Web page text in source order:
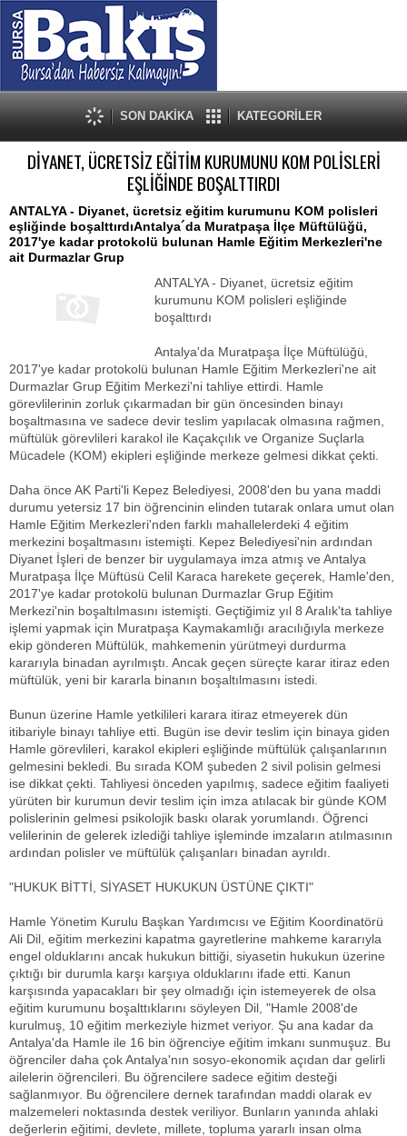
SON DAKİKA KATEGORİLER
DİYANET, ÜCRETSİZ EĞİTİM KURUMUNU KOM POLİSLERİ
EŞLİĞİNDE BOŞALTTIRDI
ANTALYA - Diyanet, ücretsiz eğitim kurumunu KOM polisleri
eşliğinde boşalttırdıAntalya´da Muratpaşa İlçe Müftülüğü,
2017'ye kadar protokolü bulunan Hamle Eğitim Merkezleri'ne
ait Durmazlar Grup
ANTALYA - Diyanet, ücretsiz eğitim
kurumunu KOM polisleri eşliğinde
boşalttırdı
Antalya'da Muratpaşa İlçe Müftülüğü,
2017'ye kadar protokolü bulunan Hamle Eğitim Merkezleri'ne ait
Durmazlar Grup Eğitim Merkezi'ni tahliye ettirdi. Hamle
görevlilerinin zorluk çıkarmadan bir gün öncesinden binayı
boşaltmasına ve sadece devir teslim yapılacak olmasına rağmen,
müftülük görevlileri karakol ile Kaçakçılık ve Organize Suçlarla
Mücadele (KOM) ekipleri eşliğinde merkeze gelmesi dikkat çekti.
Daha önce AK Parti'li Kepez Belediyesi, 2008'den bu yana maddi
durumu yetersiz 17 bin öğrencinin elinden tutarak onlara umut olan
Hamle Eğitim Merkezleri'nden farklı mahallelerdeki 4 eğitim
merkezini boşaltmasını istemişti. Kepez Belediyesi'nin ardından
Diyanet İşleri de benzer bir uygulamaya imza atmış ve Antalya
Muratpaşa İlçe Müftüsü Celil Karaca harekete geçerek, Hamle'den,
2017'ye kadar protokolü bulunan Durmazlar Grup Eğitim
Merkezi'nin boşaltılmasını istemişti. Geçtiğimiz yıl 8 Aralık'ta tahliye
işlemi yapmak için Muratpaşa Kaymakamlığı aracılığıyla merkeze
ekip gönderen Müftülük, mahkemenin yürütmeyi durdurma
kararıyla binadan ayrılmıştı. Ancak geçen süreçte karar itiraz eden
müftülük, yeni bir kararla binanın boşaltılmasını istedi.
Bunun üzerine Hamle yetkilileri karara itiraz etmeyerek dün
itibariyle binayı tahliye etti. Bugün ise devir teslim için binaya giden
Hamle görevlileri, karakol ekipleri eşliğinde müftülük çalışanlarının
gelmesini bekledi. Bu sırada KOM şubeden 2 sivil polisin gelmesi
ise dikkat çekti. Tahliyesi önceden yapılmış, sadece eğitim faaliyeti
yürüten bir kurumun devir teslim için imza atılacak bir günde KOM
polislerinin gelmesi psikolojik baskı olarak yorumlandı. Öğrenci
velilerinin de gelerek izlediği tahliye işleminde imzaların atılmasının
ardından polisler ve müftülük çalışanları binadan ayrıldı.
"HUKUK BİTTİ, SİYASET HUKUKUN ÜSTÜNE ÇIKTI"
Hamle Yönetim Kurulu Başkan Yardımcısı ve Eğitim Koordinatörü
Ali Dil, eğitim merkezini kapatma gayretlerine mahkeme kararıyla
engel olduklarını ancak hukukun bittiği, siyasetin hukukun üzerine
çıktığı bir durumla karşı karşıya olduklarını ifade etti. Kanun
karşısında yapacakları bir şey olmadığı için istemeyerek de olsa
eğitim kurumunu boşalttıklarını söyleyen Dil, "Hamle 2008'de
kurulmuş, 10 eğitim merkeziyle hizmet veriyor. Şu ana kadar da
Antalya'da Hamle ile 16 bin öğrenciye eğitim imkanı sunmuşuz. Bu
öğrenciler daha çok Antalya'nın sosyo-ekonomik açıdan dar gelirli
ailelerin öğrencileri. Bu öğrencilere sadece eğitim desteği
sağlanmıyor. Bu öğrencilere dernek tarafından maddi olarak ev
malzemeleri noktasında destek veriliyor. Bunların yanında ahlaki
değerlerin eğitimi, devlete, millete, topluma yararlı insan olma